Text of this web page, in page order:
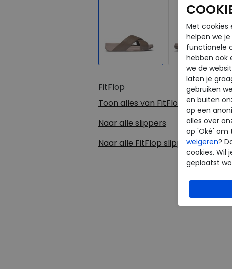
FitFlop
Toon alles van FitFlop
Naar alle slippers
Naar alle FitFlop slippers
Met cookies
helpen we je
functionele
hebben ook
we de
laten je
gebruiken
en buiten
op een
alles over
op 'Oké' om
weigeren?
cookies. Wil
geplaatst